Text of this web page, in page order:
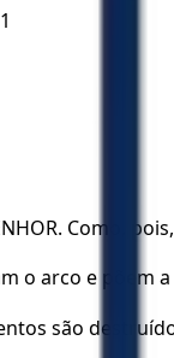
Como,
o arco e
são